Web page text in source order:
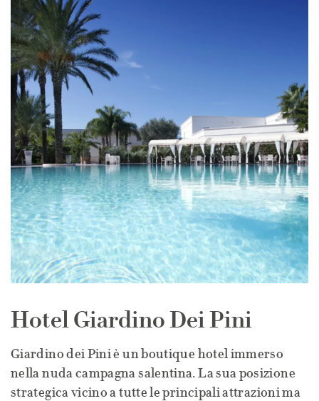
Hotel Giardino Dei Pini
Giardino dei Pini è un boutique hotel immerso
nella nuda campagna salentina. La sua posizione
strategica vicino a tutte le principali attrazioni ma